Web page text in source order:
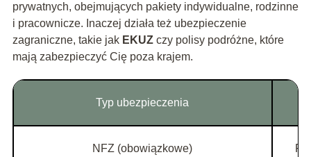
prywatnych, obejmujących pakiety indywidualne, rodzinne
i pracownicze. Inaczej działa też ubezpieczenie
zagraniczne, takie jak EKUZczy polisy podróżne, które
mają zabezpieczyć Cię poza krajem.
Typ ubezpieczenia
NFZ (obowiązkowe)